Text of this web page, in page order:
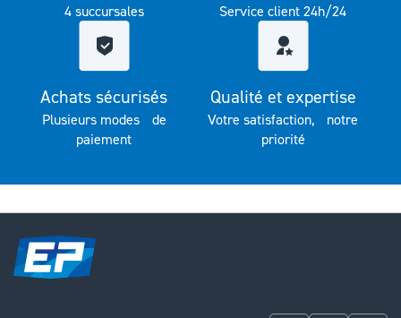
4 succursales Service client 24h/24
Achats sécurisés
Plusieurs modes de
paiement
Qualité et expertise
Votre satisfaction, notre
priorité